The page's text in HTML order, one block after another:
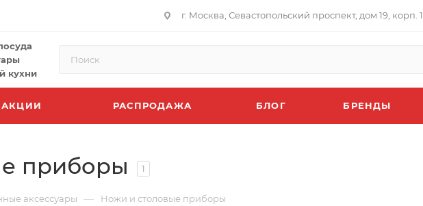
г. Москва, Севастопольский проспект, дом 19, корп. 1
кухни
АКЦИИ РАСПРОДАЖА БЛОГ БРЕНДЫ
приборы 1
аксессуары — Ножи и столовые приборы